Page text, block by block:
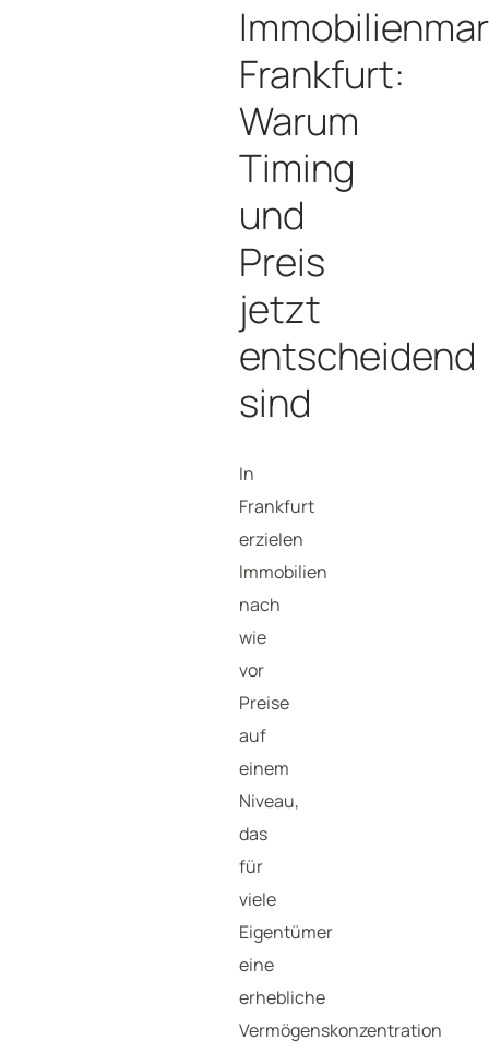
Frankfurt:
Warum
Timing
und
Preis
jetzt
entscheidend
sind
In
Frankfurt
erzielen
Immobilien
nach
wie
vor
Preise
auf
einem
Niveau,
das
für
viele
Eigentümer
eine
erhebliche
Vermögenskonzentration